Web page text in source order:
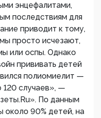
энцефалитами,
последствиям для
приводит к тому,
просто исчезают,
или оспы. Однако
прививать детей
полиомиелит —
120 случаев», —
По данным
около 90% детей, на